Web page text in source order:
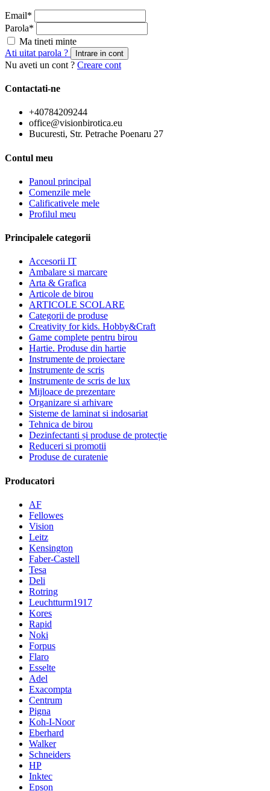
Email*
Parola*
Ma tineti minte
Ati uitat parola ?
Intrare in cont
Nu aveti un cont ? Creare cont
Contactati-ne
+40784209244
office@visionbirotica.eu
Bucuresti, Str. Petrache Poenaru 27
Contul meu
Panoul principal
Comenzile mele
Calificativele mele
Profilul meu
Principalele categorii
Accesorii IT
Ambalare si marcare
Arta & Grafica
Articole de birou
ARTICOLE SCOLARE
Categorii de produse
Creativity for kids. Hobby&Craft
Game complete pentru birou
Hartie. Produse din hartie
Instrumente de proiectare
Instrumente de scris
Instrumente de scris de lux
Mijloace de prezentare
Organizare si arhivare
Sisteme de laminat si indosariat
Tehnica de birou
Dezinfectanti și produse de protecție
Reduceri si promotii
Produse de curatenie
Producatori
AF
Fellowes
Vision
Leitz
Kensington
Faber-Castell
Tesa
Deli
Rotring
Leuchtturm1917
Kores
Rapid
Noki
Forpus
Flaro
Esselte
Adel
Exacompta
Centrum
Pigna
Koh-I-Noor
Eberhard
Walker
Schneiders
HP
Inktec
Epson